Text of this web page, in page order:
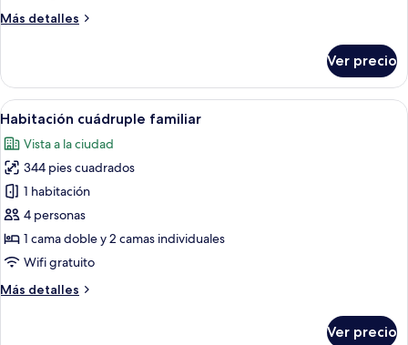
Más detalles
Más
cuádruple
Deluxe
Ver precio
Abrir
todas
las
fotos
de
Habitación
cuádruple
familiar
Un dormitorio con dos camas,
11
Habitación cuádruple familiar
Vista a la ciudad
344 pies cuadrados
1 habitación
4 personas
1 cama doble y 2 camas individuales
Wifi gratuito
Más detalles
Más
Ver precio